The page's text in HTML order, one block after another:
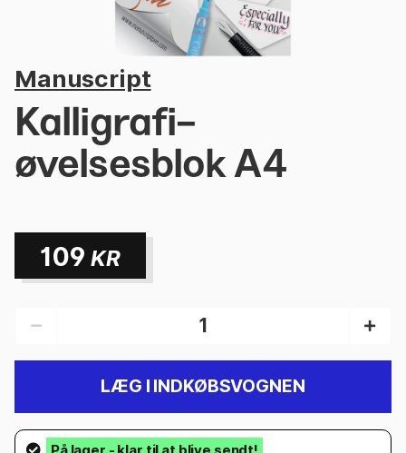
Manuscript
Kalligrafi-
øvelsesblok A4
109 KR
LÆG I INDKØBSVOGNEN